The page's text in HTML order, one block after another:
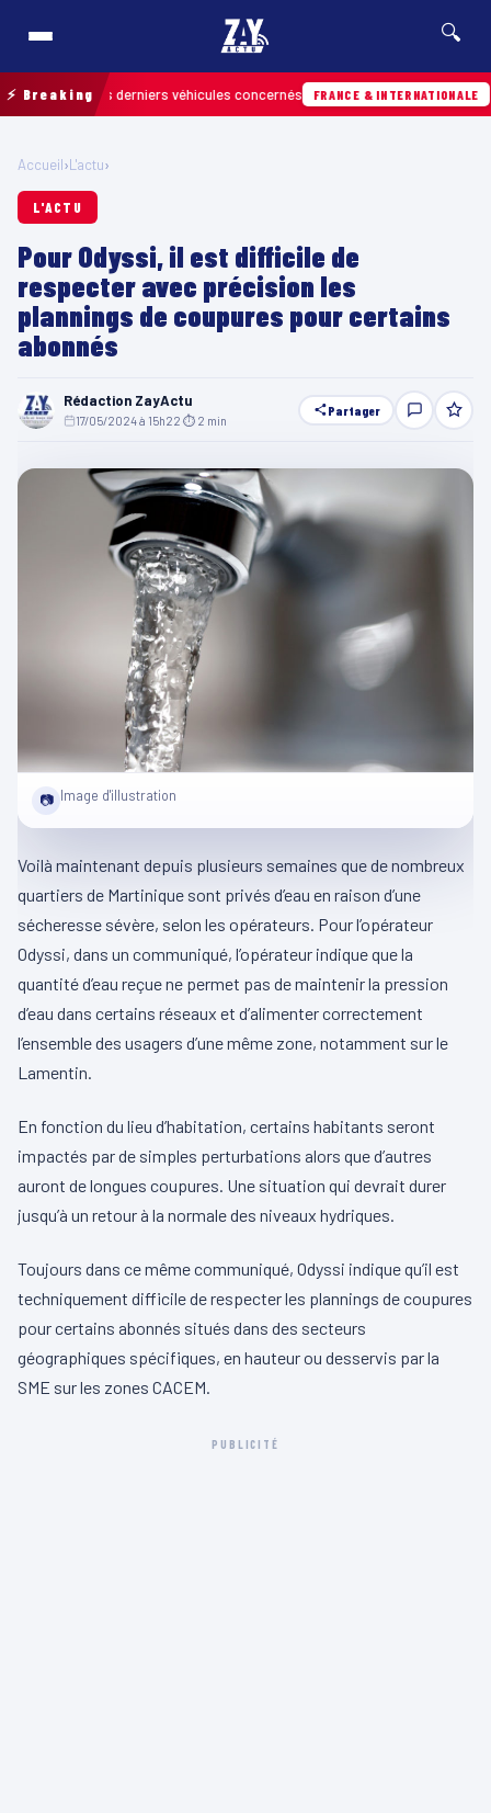
🔍
⚡ Breaking
les derniers véhicules concernés FRANCE & INTERNATIONALE Hier ·
Accueil›L'actu›
L'ACTU
Pour Odyssi, il est difficile de
respecter avec précision les
plannings de coupures pour certains
abonnés
Rédaction ZayActu
17/05/2024 à 15h22 ⏱ 2 min
Partager
📷 Image d'illustration
Voilà maintenant depuis plusieurs semaines que de nombreux
quartiers de Martinique sont privés d’eau en raison d’une
sécheresse sévère, selon les opérateurs. Pour l’opérateur
Odyssi, dans un communiqué, l’opérateur indique que la
quantité d’eau reçue ne permet pas de maintenir la pression
d’eau dans certains réseaux et d’alimenter correctement
l’ensemble des usagers d’une même zone, notamment sur le
Lamentin.
En fonction du lieu d’habitation, certains habitants seront
impactés par de simples perturbations alors que d’autres
auront de longues coupures. Une situation qui devrait durer
jusqu’à un retour à la normale des niveaux hydriques.
Toujours dans ce même communiqué, Odyssi indique qu’il est
techniquement difficile de respecter les plannings de coupures
pour certains abonnés situés dans des secteurs
géographiques spécifiques, en hauteur ou desservis par la
SME sur les zones CACEM.
PUBLICITÉ